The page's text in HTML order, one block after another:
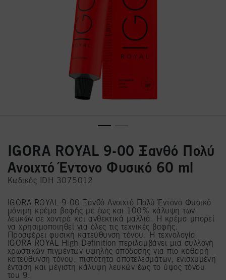
IGORA ROYAL 9-00 Ξανθό Πολύ
Ανοιχτό Έντονο Φυσικό 60 ml
Κωδικός IDH 3075012
IGORA ROYAL 9-00 Ξανθό Ανοιχτό Πολύ Έντονο Φυσικό
μόνιμη κρέμα βαφής με έως και 100% κάλυψη των
λευκών σε χοντρά και ανθεκτικά μαλλιά. Η κρέμα μπορεί
να χρησιμοποιηθεί για όλες τις τεχνικές βαφής.
Προσφέρει φυσική κατεύθυνση τόνου. Η τεχνολογία
IGORA ROYAL High Definition περιλαμβάνει μια συλλογή
χρωστικών πιγμέντων υψηλής απόδοσης για πιο καθαρή
κατεύθυνση τόνου, πιστότητα αποτελεσμάτων, ενισχυμένη
ένταση και μέγιστη κάλυψη λευκών έως το ύψος τόνου
του 9.